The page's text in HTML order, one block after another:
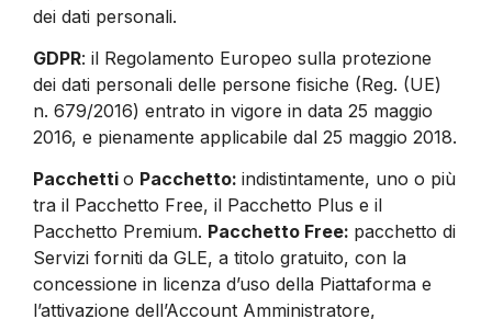
dei dati personali.
GDPR: il Regolamento Europeo sulla protezione
dei dati personali delle persone fisiche (Reg. (UE)
n. 679/2016) entrato in vigore in data 25 maggio
2016, e pienamente applicabile dal 25 maggio 2018.
Pacchetti o Pacchetto: indistintamente, uno o più
tra il Pacchetto Free, il Pacchetto Plus e il
Pacchetto Premium. Pacchetto Free: pacchetto di
Servizi forniti da GLE, a titolo gratuito, con la
concessione in licenza d’uso della Piattaforma e
l’attivazione dell’Account Amministratore,